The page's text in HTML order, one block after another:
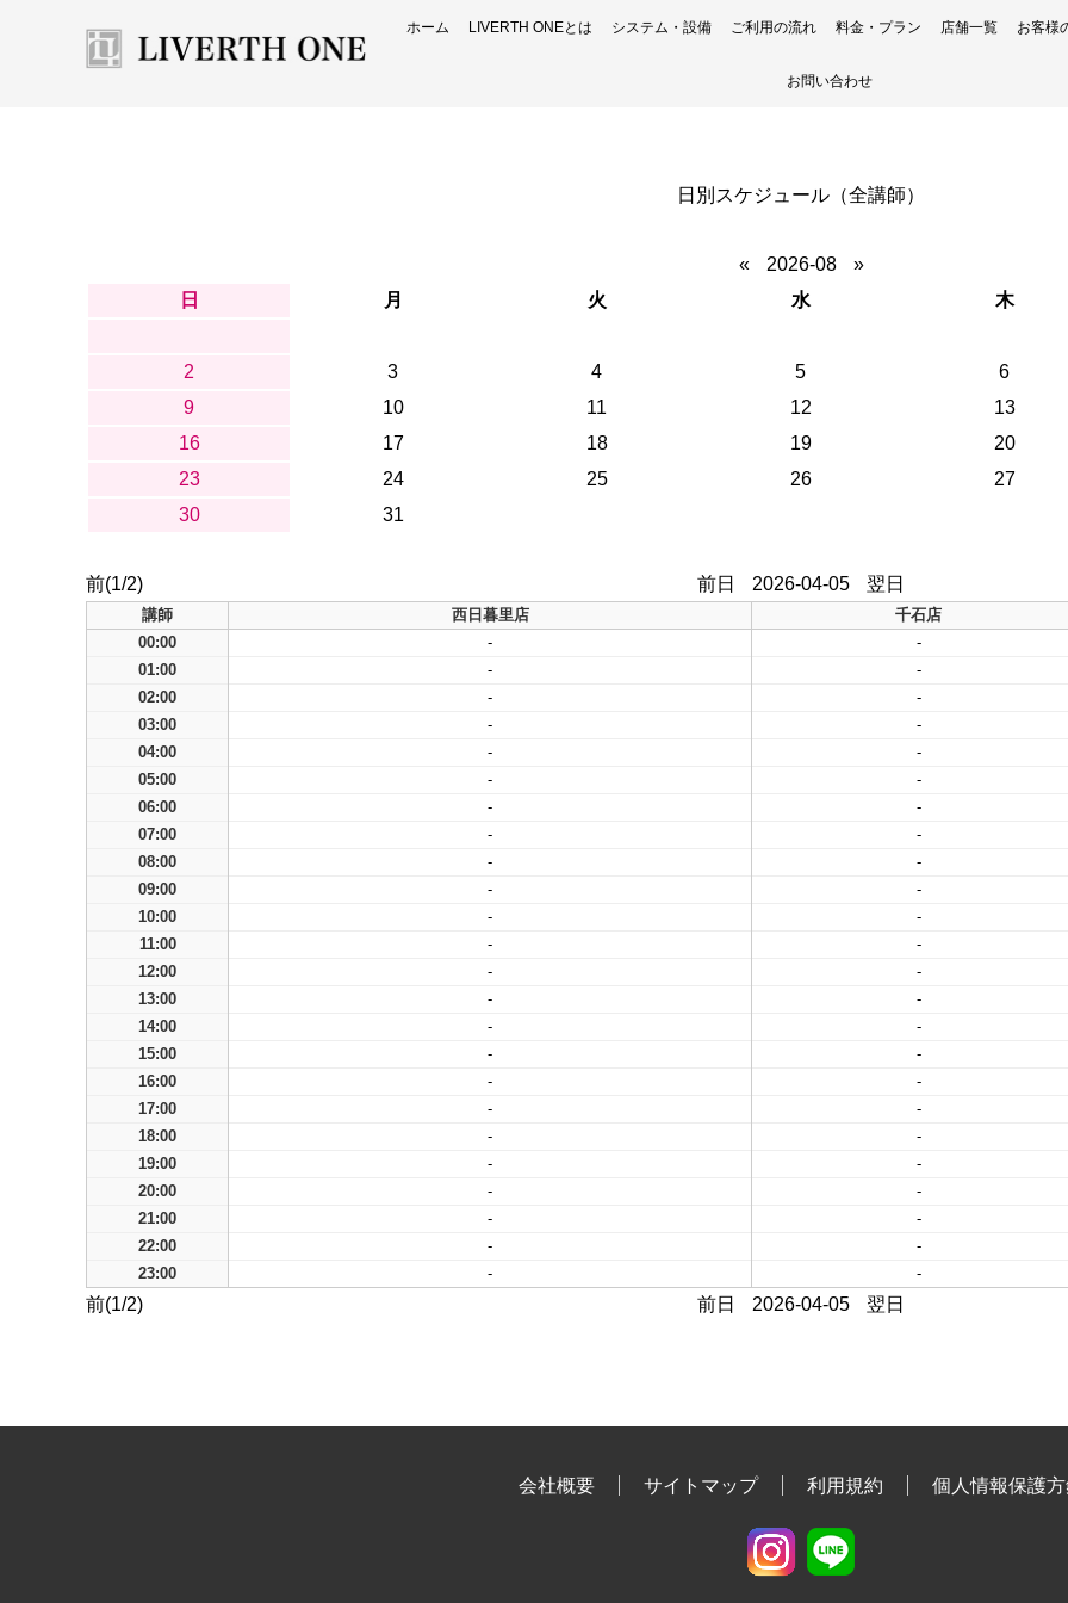
ホーム LIVERTH ONEとは システム・設備 ご利用の流れ 料金・プラン 店舗一覧 お客様
お問い合わせ
日別スケジュール（全講師）
« 2026-08
»
日
月 火 水 木
2
3 4 5 6
9
10 11 12 13
16
17 18 19 20
23
24 25 26 27
30
31
前(1/2) 前日 2026-04-05 翌日
講師 西日暮里店 千石店
00:00
- -
01:00
- -
02:00
- -
03:00
- -
04:00
- -
05:00
- -
06:00
- -
07:00
- -
08:00
- -
09:00
- -
10:00
- -
11:00
- -
12:00
- -
13:00
- -
14:00
- -
15:00
- -
16:00
- -
17:00
- -
18:00
- -
19:00
- -
20:00
- -
21:00
- -
22:00
- -
23:00
- -
前(1/2) 前日 2026-04-05 翌日
会社概要 サイトマップ 利用規約 個人情報保護